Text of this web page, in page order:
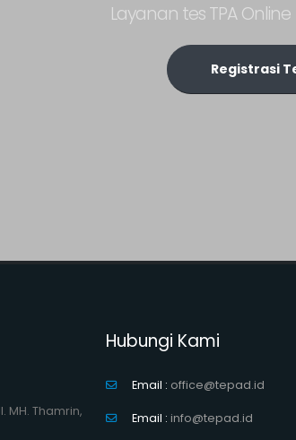
Layanan tes TPA Online
Registrasi
MH. Thamrin,
Hubungi Kami
Email : office@tepad.id
Email : info@tepad.id